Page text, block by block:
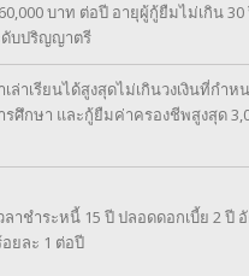
บาท ต่อปี อายุผู้กู้ยืมไม่เกิน
ดับปริญญาตรี
ล่าเรียนได้สูงสุดไม่เกินวงเงินที่กำห
รศึกษา และกู้ยืมค่าครองชีพสูงสุด
ลาชำระหนี้ 15 ปี ปลอดดอกเบี้ย 2 ปี
ยละ 1 ต่อปี